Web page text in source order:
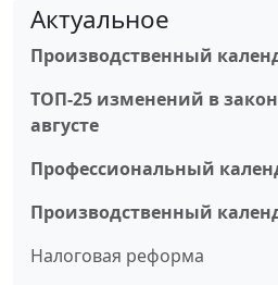
Актуальное
Производственный
ТОП-25 изменений в
августе
Профессиональный
Производственный
Налоговая реформа